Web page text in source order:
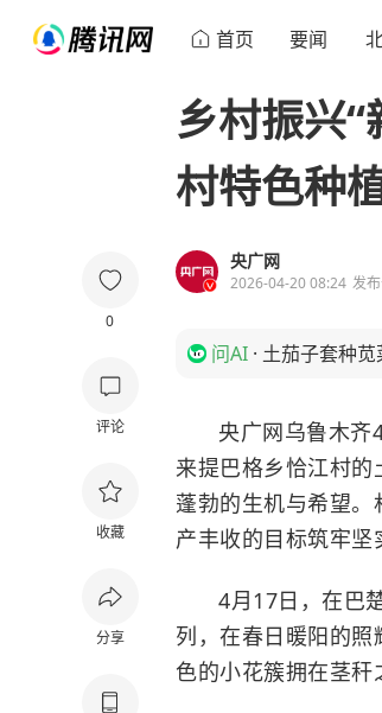
首页 要闻
0
评论
收藏
分享
乡村振兴
村特色种
央广网
2026-04-20 08:24 发
问AI · 土茄子套种苋
央广网乌鲁木齐
来提巴格乡恰江村
蓬勃的生机与希望
产丰收的目标筑牢坚
4月17日，在巴
列，在春日暖阳的
色的小花簇拥在茎秆